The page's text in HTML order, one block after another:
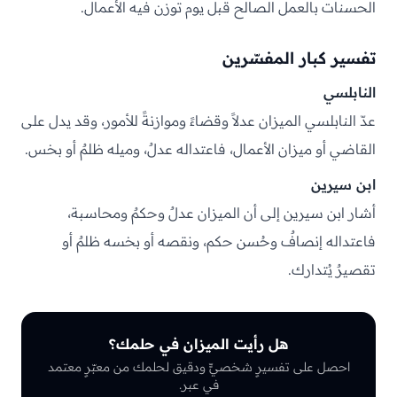
الحسنات بالعمل الصالح قبل يوم توزن فيه الأعمال.
تفسير كبار المفسّرين
النابلسي
عدّ النابلسي الميزان عدلاً وقضاءً وموازنةً للأمور، وقد يدل على
القاضي أو ميزان الأعمال، فاعتداله عدلٌ، وميله ظلمٌ أو بخس.
ابن سيرين
أشار ابن سيرين إلى أن الميزان عدلٌ وحكمٌ ومحاسبة،
فاعتداله إنصافٌ وحُسن حكم، ونقصه أو بخسه ظلمٌ أو
تقصيرٌ يُتدارك.
هل رأيت الميزان في حلمك؟
احصل على تفسيرٍ شخصيٍّ ودقيق لحلمك من معبّرٍ معتمد
في عبر.